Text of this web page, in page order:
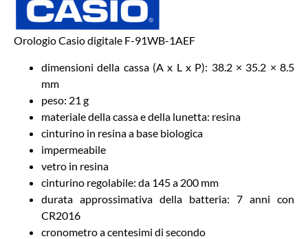
Orologio Casio digitale F-91WB-1AEF
dimensioni della cassa (A x L x P): 38.2 × 35.2 × 8.5
mm
peso: 21 g
materiale della cassa e della lunetta: resina
cinturino in resina a base biologica
impermeabile
vetro in resina
cinturino regolabile: da 145 a 200 mm
durata approssimativa della batteria: 7 anni con
CR2016
cronometro a centesimi di secondo